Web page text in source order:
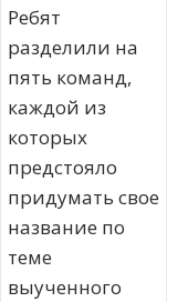
Ребят
разделили на
пять команд,
каждой из
которых
предстояло
придумать свое
название по
теме
выученного